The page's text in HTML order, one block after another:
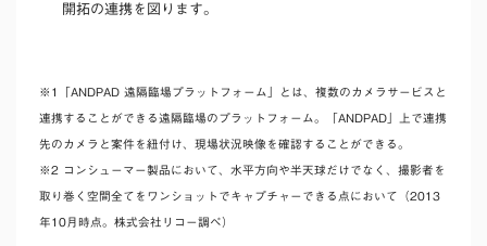
開拓の連携を図ります。
※1「ANDPAD 遠隔臨場プラットフォーム」とは、複数のカメラサービスと
連携することができる遠隔臨場のプラットフォーム。「ANDPAD」上で連携
先のカメラと案件を紐付け、現場状況映像を確認することができる。
※2 コンシューマー製品において、水平方向や半天球だけでなく、撮影者を
取り巻く空間全てをワンショットでキャプチャーできる点において（2013
年10月時点。株式会社リコー調べ）